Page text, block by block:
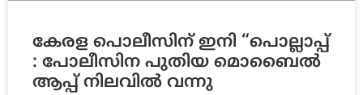
കേരള പൊലീസിന് ഇനി “പൊല്ലാപ്പ്
: പോലീസിന പുതിയ മൊബൈല്‍
ആപ്പ് നിലവില്‍ വന്നു